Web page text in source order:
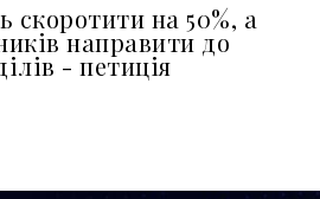
на 50%, а
направити до
- петиція